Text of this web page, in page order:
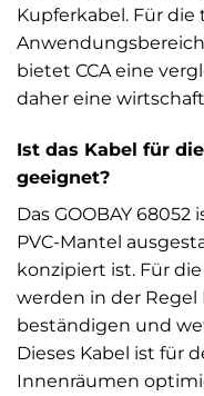
Kupferkabel. Für die
bietet CCA eine
daher eine
Ist das Kabel für
geeignet?
Das GOOBAY
PVC-Mantel
konzipiert ist. Für
werden in der Regel
beständigen und
Dieses Kabel ist für
Innenräumen